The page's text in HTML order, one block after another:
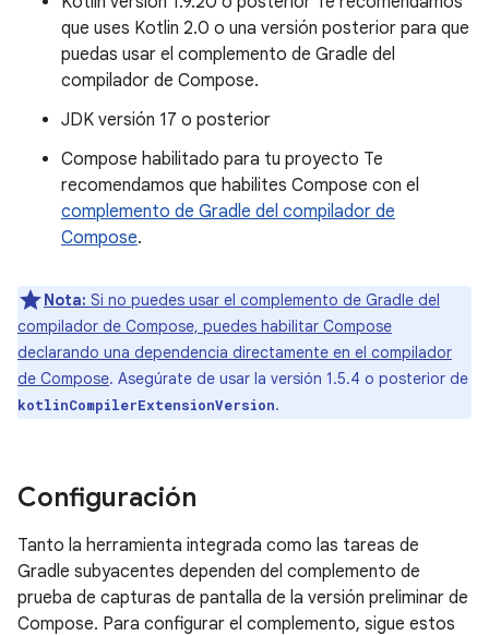
que uses Kotlin 2.0 o una versión posterior para que
puedas usar el complemento de Gradle del
compilador de Compose.
JDK versión 17 o posterior
Compose habilitado para tu proyecto Te
recomendamos que habilites Compose con el
complemento de Gradle del compilador de
Compose.
Nota: Si no puedes usar el complemento de Gradle del
compilador de Compose, puedes habilitar Compose
declarando una dependencia directamente en el compilador
de Compose. Asegúrate de usar la versión 1.5.4 o posterior de
kotlinCompilerExtensionVersion.
Configuración
Tanto la herramienta integrada como las tareas de
Gradle subyacentes dependen del complemento de
prueba de capturas de pantalla de la versión preliminar de
Compose. Para configurar el complemento, sigue estos